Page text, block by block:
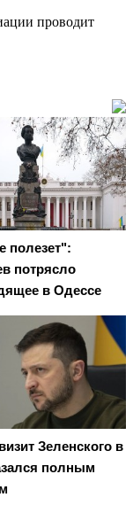
проводит
полезет":
потрясло
в Одессе
Зеленского в
полным